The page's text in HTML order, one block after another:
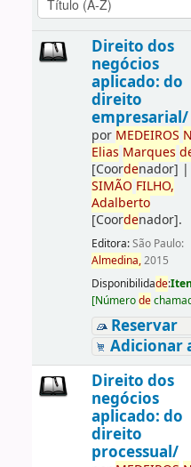
Direito dos
negócios
aplicado: do
direito
empresarial/
por MEDEIROS
Elias Marques
[Coordenador] |
SIMÃO FILHO,
Adalberto
[Coordenador].
Editora:São Paulo:
Almedina,2015
Disponibilidade:
[Númerode
Reservar
Adicionar
Direito dos
negócios
aplicado: do
direito
processual/